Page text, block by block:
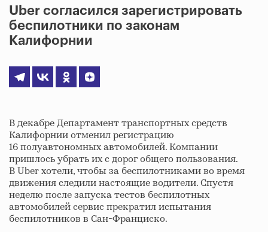
Uber согласился зарегистрировать
беспилотники по законам
Калифорнии
В декабре Департамент транспортных средств
Калифорнии отменил регистрацию
16 полуавтономных автомобилей. Компании
пришлось убрать их с дорог общего пользования.
В Uber хотели, чтобы за беспилотниками во время
движения следили настоящие водители. Спустя
неделю после запуска тестов беспилотных
автомобилей сервис прекратил испытания
беспилотников в Сан-Франциско.